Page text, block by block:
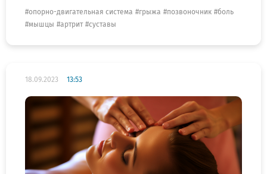
опорно-двигательная система грыжа позвоночник
боль
мышцы
артрит суставы
18.09.2023 13:53